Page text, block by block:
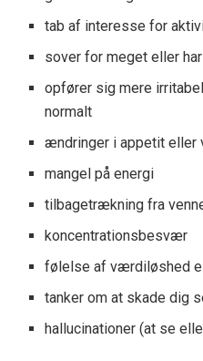
tab af interesse for
sover for meget eller
opfører sig mere
normalt
ændringer i appetit
mangel på energi
tilbagetrækning fra
koncentrationsbesvær
følelse af værdiløshed
tanker om at skade dig
hallucinationer (at se